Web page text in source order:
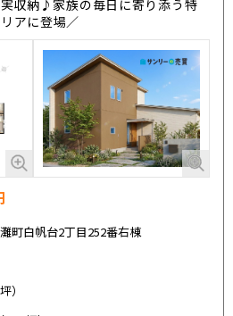
収納♪家族の毎日に寄り添う特
アに登場／
町白帆台2丁目252番右棟
）